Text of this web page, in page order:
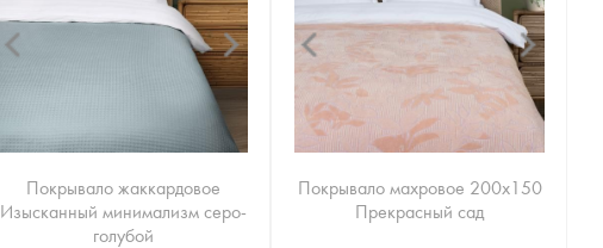
Покрывало жаккардовое
Изысканный минимализм серо-
голубой
Покрывало махровое 200х150
Прекрасный сад